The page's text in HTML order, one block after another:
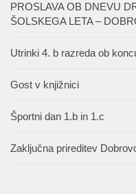
PROSLAVA OB DNEVU
ŠOLSKEGA LETA –
Utrinki 4. b razreda ob
Gost v knjižnici
Športni dan 1.b in 1.c
Zaključna prireditev